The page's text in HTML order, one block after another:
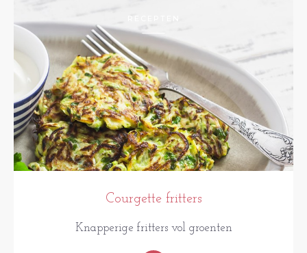
RECEPTEN
Courgette fritters
Knapperige fritters vol groenten